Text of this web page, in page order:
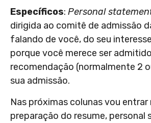
Específicos: Personal
dirigida ao comitê de admissão
falando de você, do seu
porque você merece ser
recomendação (normalmente 2
sua admissão.
Nas próximas colunas vou
preparação do resume, personal